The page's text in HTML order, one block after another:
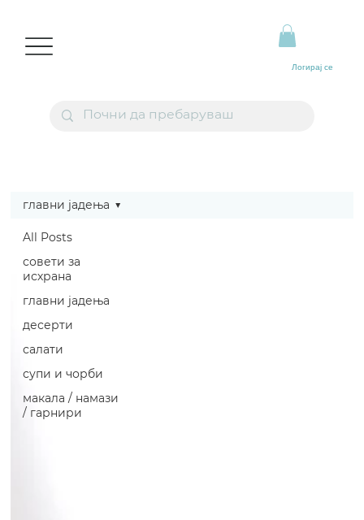
Логирај се
All Posts
совети за
исхрана
главни јадења
десерти
салати
супи и чорби
макала / намази
/ гарнири
главни јадења